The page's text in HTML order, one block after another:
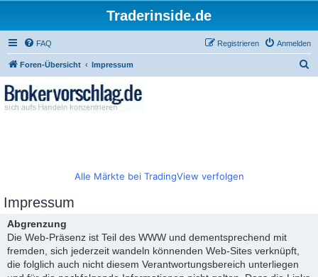
Traderinside.de
FAQ Anmelden
Registrieren
Foren-Übersicht Impressum
Alle Märkte bei TradingView verfolgen
Impressum
Abgrenzung
Die Web-Präsenz ist Teil des WWW und dementsprechend mit
fremden, sich jederzeit wandeln könnenden Web-Sites verknüpft,
die folglich auch nicht diesem Verantwortungsbereich unterliegen